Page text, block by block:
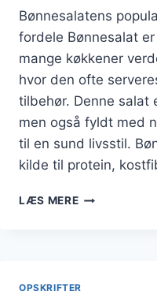
Bønnesalatens
fordele Bønnesalat
mange køkkener
hvor den ofte
tilbehør. Denne salat
men også fyldt med
til en sund livsstil.
kilde til protein,
LÆS MEREBØNNESALAT
OPSKRIFTER